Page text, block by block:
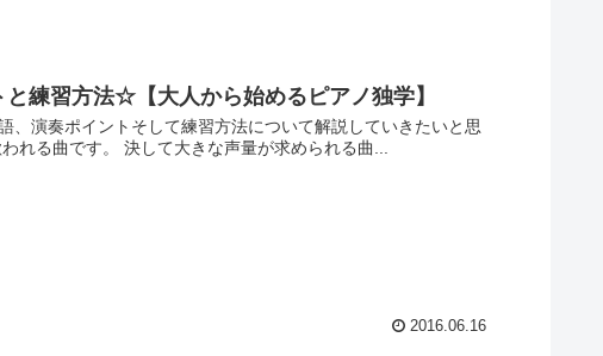
練習方法☆【大人から始めるピアノ独学】
演奏ポイントそして練習方法について解説していきたいと思
る曲です。 決して大きな声量が求められる曲...
2016.06.16